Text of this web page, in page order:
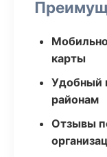
карты
Удобный
районам
Отзывы